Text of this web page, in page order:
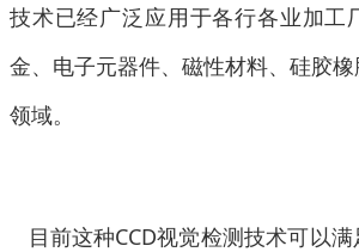
技术已经广泛应用于各行各业加工
金、电子元器件、磁性材料、硅胶
领域。
目前这种CCD视觉检测技术可以